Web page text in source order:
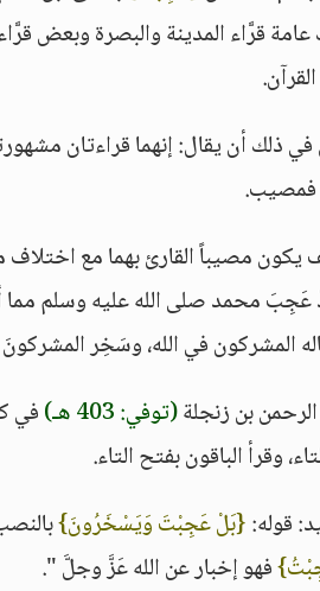
قرَّاء المدينة والبصرة وبعض
ذلك أن يقال: إنهما قراءتان
فمصيب.
يكون مصيباً القارئ بهما مع
محمد صلى الله عليه وسلم مما
المشركون في الله، وسَخِر
بن زنجلة(توفي: 403 هـ) في
وقرأ الباقون بفتح التاء.
قوله:{بَلْ عَجِبْتَ وَيَسْخَرُونَ}
فهو إخبار عن الله عَزَّ وجلَّ ".